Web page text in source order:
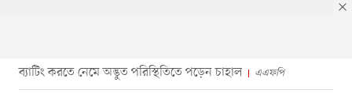
ব্যাটিং করতে নেমে অদ্ভুত পরিস্থিতিতে পড়েন চাহাল এএফপি